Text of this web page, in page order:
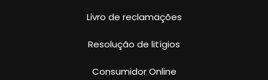
Livro de reclamações
Resolução de litígios
Consumidor Online